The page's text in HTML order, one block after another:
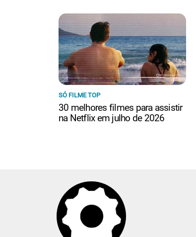
SÓ FILME TOP
30 melhores filmes para assistir
na Netflix em julho de 2026